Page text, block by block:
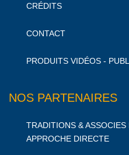
CRÉDITS
CONTACT
PRODUITS VIDÉOS -
NOS PARTENAIRES
TRADITIONS &
APPROCHE DIRECTE